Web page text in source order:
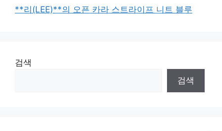
**리(LEE)**의 오픈 카라 스트라이프 니트 블루
검색
검색